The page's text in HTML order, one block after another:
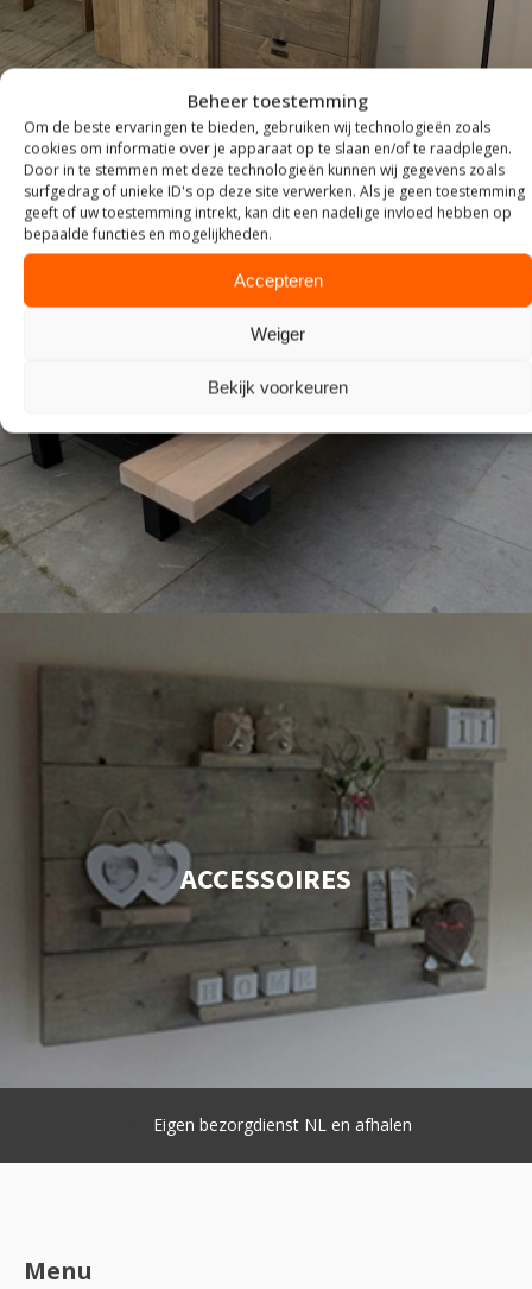
Beheer toestemming
Om de beste ervaringen te bieden, gebruiken wij technologieën zoals
cookies om informatie over je apparaat op te slaan en/of te raadplegen.
Door in te stemmen met deze technologieën kunnen wij gegevens zoals
surfgedrag of unieke ID's op deze site verwerken. Als je geen toestemming
geeft of uw toestemming intrekt, kan dit een nadelige invloed hebben op
bepaalde functies en mogelijkheden.
Accepteren
Weiger
Bekijk voorkeuren
TUIN
ACCESSOIRES
Eigen bezorgdienst NL en afhalen
Menu